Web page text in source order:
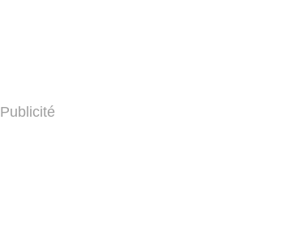
Publicité